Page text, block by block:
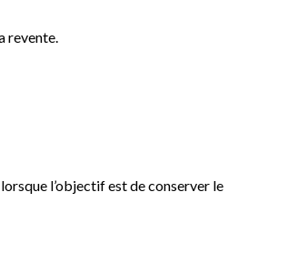
revente.
l’objectif est de conserver le